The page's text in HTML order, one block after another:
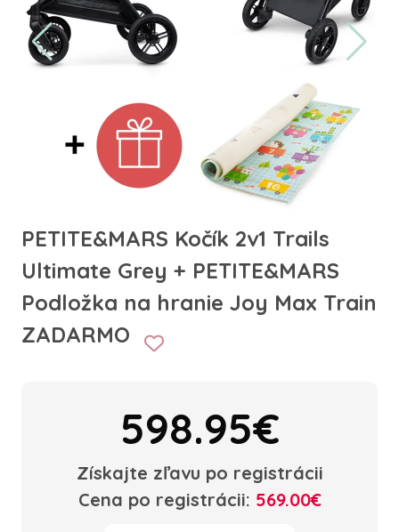
PETITE&MARS Kočík 2v1 Trails
Ultimate Grey + PETITE&MARS
Podložka na hranie Joy Max Train
ZADARMO
598.95€
Získajte zľavu po registrácii
Cena po registrácii: 569.00€